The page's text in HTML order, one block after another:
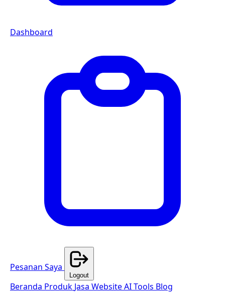
Dashboard
Pesanan Saya
Logout
Beranda Produk Jasa WebsiteAI Tools Blog